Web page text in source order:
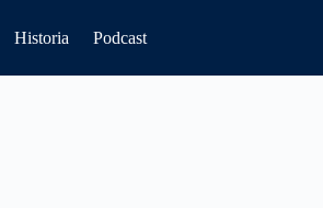
Historia Podcast